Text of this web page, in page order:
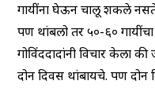
गायींना घेऊन चालू शकले
पण थांबलो तर ५०-६०
गोविंददादांनी विचार केला
दोन दिवस थांबायचे. पण